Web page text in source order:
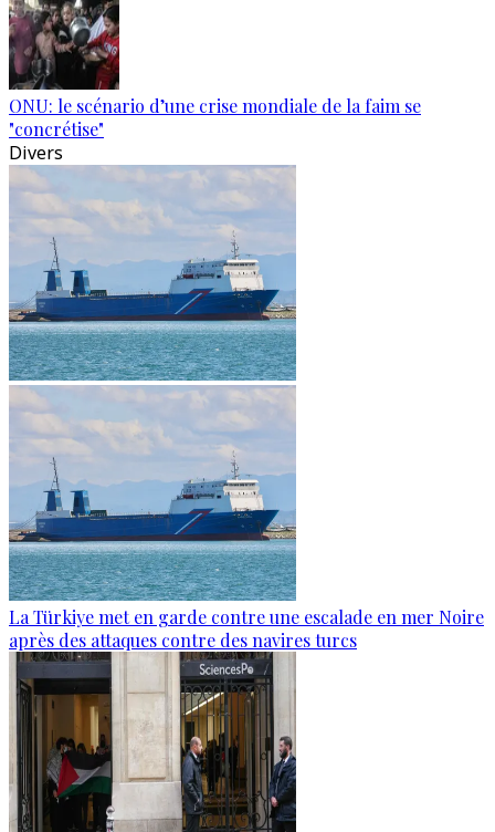
ONU: le scénario d’une crise mondiale de la faim se
"concrétise"
Divers
La Türkiye met en garde contre une escalade en mer Noire
après des attaques contre des navires turcs